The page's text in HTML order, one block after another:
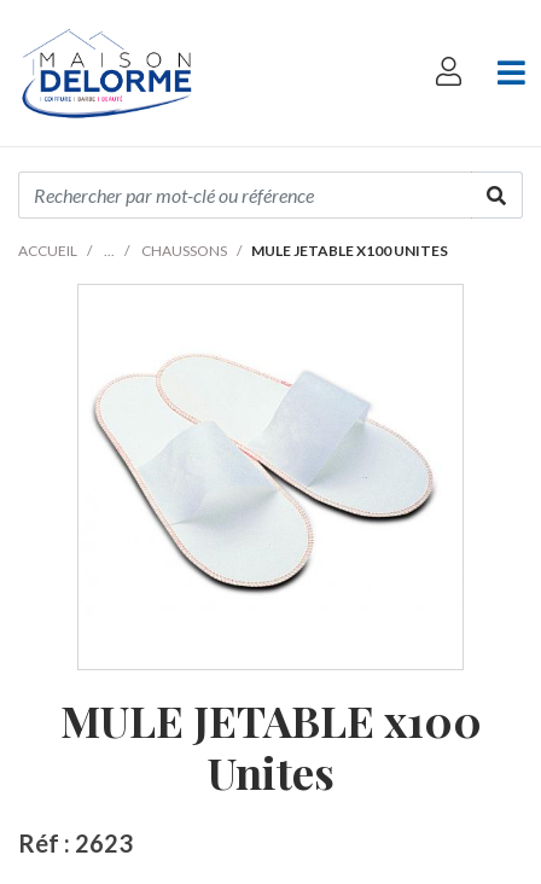
ACCUEIL CHAUSSONS MULE JETABLE X100 UNITES
MULE JETABLE x100
Unites
Réf : 2623